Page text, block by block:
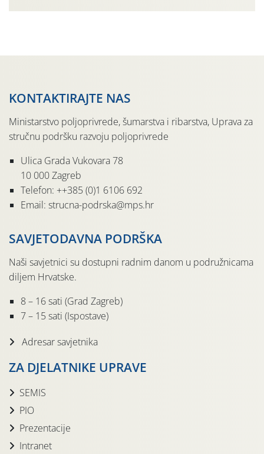
KONTAKTIRAJTE NAS
Ministarstvo poljoprivrede, šumarstva i ribarstva, Uprava za
stručnu podršku razvoju poljoprivrede
Ulica Grada Vukovara 78
10 000 Zagreb
Telefon: ++385 (0)1 6106 692
Email: strucna-podrska@mps.hr
SAVJETODAVNA PODRŠKA
Naši savjetnici su dostupni radnim danom u podružnicama
diljem Hrvatske.
8 – 16 sati (Grad Zagreb)
7 – 15 sati (Ispostave)
Adresar savjetnika
ZA DJELATNIKE UPRAVE
SEMIS
PIO
Prezentacije
Intranet